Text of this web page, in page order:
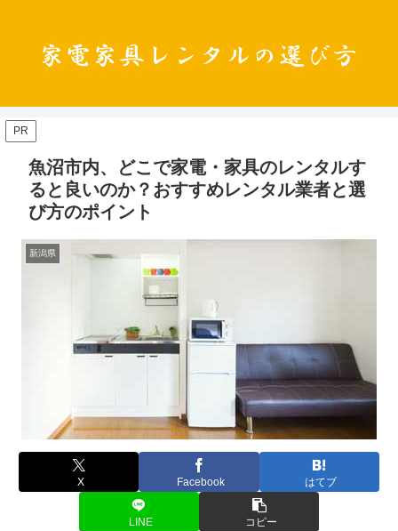
PR
魚沼市内、どこで家電・家具のレンタルす
ると良いのか？おすすめレンタル業者と選
び方のポイント
新潟県
X Facebook はてブ
LINE コピー